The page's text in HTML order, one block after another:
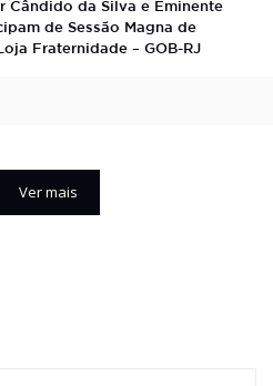
Cândido da Silva e Eminente
de Sessão Magna de
Fraternidade – GOB-RJ
Ver mais